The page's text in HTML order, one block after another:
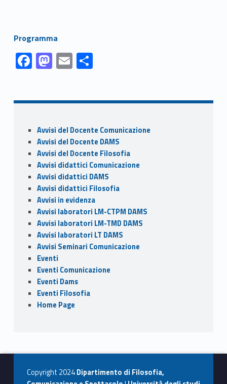
Link identifier #identifier__67496-10
Programma
Link identifier #identifier__38242-1
F
ac
b
o
o
k
Link identifier #identifier__177011-2 M
as
d
o
n
Link identifier #identifier__26334-3 E
m
l
Link identifier #identifier__16881-4 C
o
di
vi
di
Sidebar
Avvisi del Docente Comunicazione
Avvisi del Docente DAMS
Avvisi del Docente Filosofia
Avvisi didattici Comunicazione
Avvisi didattici DAMS
Avvisi didattici Filosofia
Avvisi in evidenza
Avvisi laboratori LM-CTPM DAMS
Avvisi laboratori LM-TMD DAMS
Avvisi laboratori LT DAMS
Avvisi Seminari Comunicazione
Eventi
Eventi Comunicazione
Eventi Dams
Eventi Filosofia
Home Page
Copyright 2024Dipartimento di Filosofia,